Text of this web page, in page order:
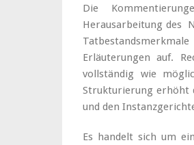
Die
Herausarbeitung des
Erläuterungen auf.
vollständig wie
Strukturierung erhöht
und den
Es handelt sich um